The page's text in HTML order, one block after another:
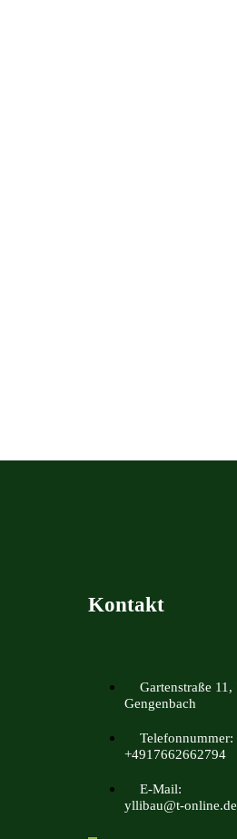
Kontakt
Gartenstraße 11,
Gengenbach
Telefonnummer:
+4917662662794
E-Mail:
yllibau@t-online.de